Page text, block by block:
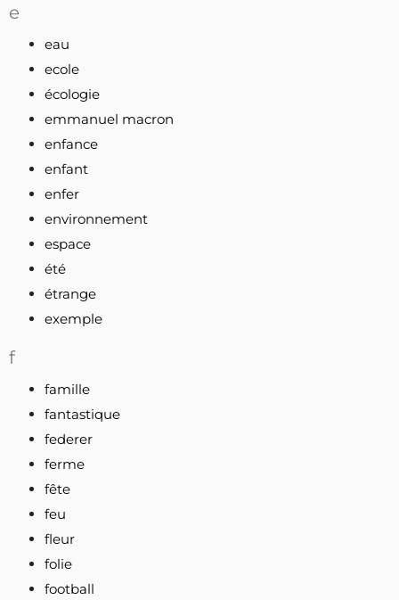
e
eau
ecole
écologie
emmanuel macron
enfance
enfant
enfer
environnement
espace
été
étrange
exemple
f
famille
fantastique
federer
ferme
fête
feu
fleur
folie
football